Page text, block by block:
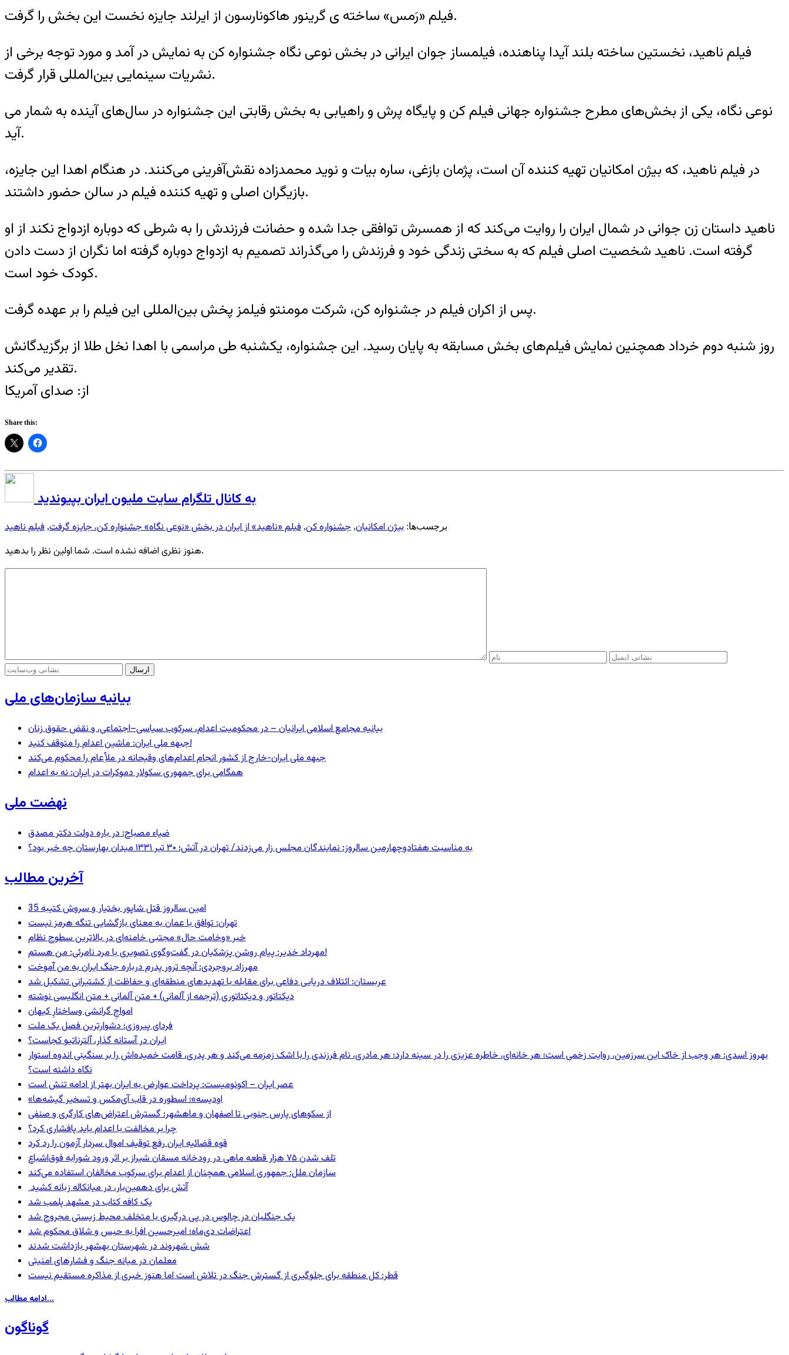
فیلم «رَمس» ساخته ی گرینور هاکونارسون از ایرلند جایزه‌ نخست این بخش را گرفت.
فیلم ناهید، نخستین ساخته بلند آیدا پناهنده، فیلمساز جوان ایرانی در بخش نوعی نگاه جشنواره کن به نمایش در آمد و مورد توجه برخی از
نشریات سینمایی بین‌المللی قرار گرفت.
نوعی نگاه، یکی از بخش‌های مطرح جشنواره جهانی فیلم کن و پایگاه پرش و راهیابی به بخش رقابتی این جشنواره در سال‌های آینده به شمار می
آید.
در فیلم ناهید، که بیژن امکانیان تهیه کننده آن است، پژمان بازغی، ساره بیات و نوید محمدزاده نقش‌آفرینی می‌کنند. در هنگام اهدا این جایزه،
بازیگران اصلی و تهیه کننده‌ فیلم در سالن حضور داشتند.
ناهید داستان زن جوانی در شمال ایران را روایت می‌کند که از همسرش توافقی جدا شده و حضانت فرزندش را به شرطی که دوباره ازدواج نکند از او
گرفته است. ناهید شخصیت اصلی فیلم که به سختی زندگی خود و فرزندش را می‌گذراند تصمیم به ازدواج دوباره گرفته اما نگران از دست دادن
کودک خود است.
پس از اکران فیلم در جشنواره کن، شرکت مومنتو فیلمز پخش بین‌المللی این فیلم را بر عهده گرفت.
روز شنبه دوم خرداد همچنین نمایش فیلم‌های بخش مسابقه به پایان رسید. این جشنواره، یکشنبه طی مراسمی با اهدا نخل طلا از برگزیدگانش
تقدیر می‌کند.
از: صدای آمريکا
Share this:
به کانال تلگرام سایت ملیون ایران بپیوندید
برچسب‌ها: بیژن امکانیان, جشنواره کن, فیلم «ناهید» از ایران در بخش «نوعی نگاه» جشنواره کن، جایزه گرفت, فیلم ناهید
هنوز نظری اضافه نشده است. شما اولین نظر را بدهید.
بیانیه سازمان‌های ملی
بیانیه مجامع اسلامی ایرانیان – در محکومیت اعدام، سرکوب سیاسی–اجتماعی، و نقض حقوق زنان
جبهه ملی ایران: ماشین اعدام را متوقف کنید!
جبهه ملی ایران-خارج از کشور انجام اعدام‌های وقیحانه در ملأِعام را محکوم می‌کند
همگامی برای جمهوری سکولار دموکرات در ایران: نه به اعدام
نهضت ملی
ضیاء مصباح: در باره دولت دکتر مصدق
به مناسبت هفتادوچهارمین سالروز: نمایندگان مجلس زار می‌زدند/ تهران در آتش؛ ۳۰ تیر ۱۳۳۱ میدان بهارستان چه خبر بود؟
آخرین مطالب
35 امین سالروز قتل شاپور بختیار و سروش کتیبه
تهران: توافق با عمان به معنای بازگشایی تنگه هرمز نیست
خبر «وخامت حال» مجتبی خامنه‌ای در بالاترین سطوح نظام
مهرداد خدیر: پیام روشن پزشکیان در گفت‌و‌گوی تصویری با مرد نامرئی: من هستم!
مهرزاد بروجردی: آنچه ترور پدرم درباره جنگ ایران به من آموخت
عربستان: ائتلاف دریایی دفاعی برای مقابله با تهدیدهای منطقه‌ای و حفاظت از کشتیرانی تشکیل شد
دیکتاتور و دیکتاتوری (ترجمه از آلمانی) + متن آلمانی + متن انگلیسی نوشته
‌امواجِ گرانشی وساختارِ کیهان
فردای پیروزی؛ دشوارترین فصل یک ملت
ایران در آستانه گذار، آلترناتیو کجاست؟
بهروز اسدی: هر وجب از خاک‌ این سرزمین، روایت زخمی است؛ هر خانه‌ای، خاطره عزیزی را در سینه دارد؛ هر مادری، نام فرزندی را با اشک زمزمه می‌کند و هر پدری، قامت خمیده‌اش را بر سنگینی اندوه استوار
نگاه داشته است؟
عصر ایران – اکونومیست: پرداخت عوارض به ایران بهتر از ادامه تنش است
«اودیسه»؛ اسطوره در قاب آی‌مکس و تسخیر گیشه‌ها
از سکوهای پارس جنوبی تا اصفهان و ماهشهر؛ گسترش اعتراض‌های کارگری و صنفی
چرا بر مخالفت با اعدام باید پافشاری کرد؟
قوه قضائیه ایران رفع توقیف اموال سردار آزمون را رد کرد
تلف شدن ۷۵ هزار قطعه ماهی در رودخانه مسقان شیراز بر اثر ورود شورابه فوق‌اشباع
سازمان ملل: جمهوری اسلامی همچنان از اعدام برای سرکوب مخالفان استفاده می‌کند
آتش برای دهمین‌بار، در میانکاله زبانه کشید
یک کافه کتاب در مشهد پلمب شد
یک جنگلبان در چالوس در پی درگیری با متخلف محیط زیستی مجروح شد
اعتراضات دی‌ماه؛ امیرحسین افرا به حبس و شلاق محکوم شد
شش شهروند در شهرستان بهشهر بازداشت شدند
معلمان در میانه جنگ و فشارهای امنیتی
قطر: کل منطقه برای جلوگیری از گسترش جنگ در تلاش است اما هنوز خبری از مذاکره مستقیم نیست
ادامه مطالب...
گوناگون